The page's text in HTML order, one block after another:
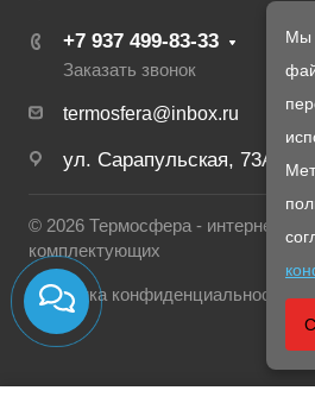
+7 937 499-83-33
Заказать звонок
termosfera@inbox.ru
ул. Сарапульская, 73А
© 2026 Термосфера - интернет
комплектующих
Политика конфиденциальности
Мы